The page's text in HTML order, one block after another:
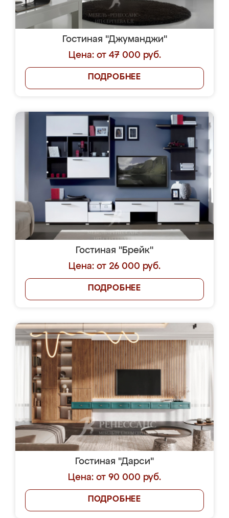
Гостиная "Джуманджи"
Цена: от 47 000 руб.
ПОДРОБНЕЕ
Гостиная "Брейк"
Цена: от 26 000 руб.
ПОДРОБНЕЕ
Гостиная "Дарси"
Цена: от 90 000 руб.
ПОДРОБНЕЕ